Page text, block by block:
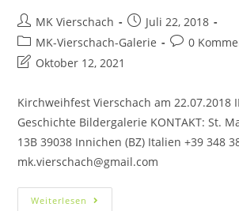
MK Vierschach
Juli 22, 2018
MK-Vierschach-Galerie
0
Oktober 12, 2021
Kirchweihfest Vierschach am 22.07.2018
Geschichte Bildergalerie KONTAKT: St.
13B 39038 Innichen (BZ) Italien +39 348
mk.vierschach@gmail.com
Weiterlesen